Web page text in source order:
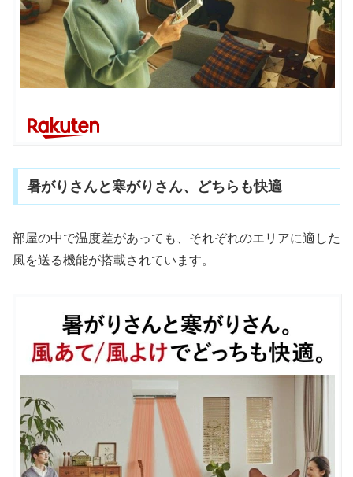
暑がりさんと寒がりさん、どちらも快適
部屋の中で温度差があっても、それぞれのエリアに適した
風を送る機能が搭載されています。